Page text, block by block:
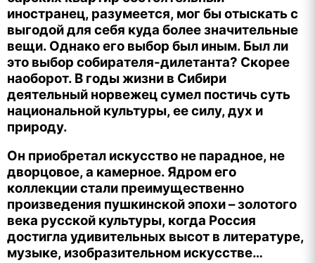
иностранец, разумеется, мог бы отыскать с
выгодой для себя куда более значительные
вещи. Однако его выбор был иным. Был ли
это выбор собирателя-дилетанта? Скорее
наоборот. В годы жизни в Сибири
деятельный норвежец сумел постичь суть
национальной культуры, ее силу, дух и
природу.
Он приобретал искусство не парадное, не
дворцовое, а камерное. Ядром его
коллекции стали преимущественно
произведения пушкинской эпохи – золотого
века русской культуры, когда Россия
достигла удивительных высот в литературе,
музыке, изобразительном искусстве…